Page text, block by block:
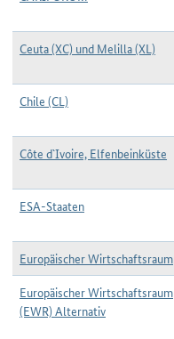
Ceuta (XC) und Melilla (XL)
Chile (CL)
Côte d`Ivoire, Elfenbeinküste
ESA-Staaten
Europäischer Wirtschaftsraum
Europäischer Wirtschaftsraum
(EWR) Alternativ